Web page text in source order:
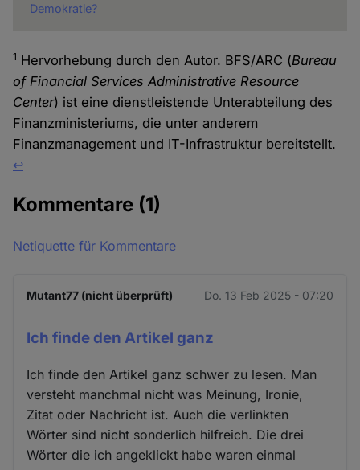
Demokratie?
1 Hervorhebung durch den Autor. BFS/ARC (Bureau
of Financial Services Administrative Resource
Center) ist eine dienstleistende Unterabteilung des
Finanzministeriums, die unter anderem
Finanzmanagement und IT-Infrastruktur bereitstellt.
↩︎
Kommentare (1)
Netiquette für Kommentare
Mutant77 (nicht überprüft) Do. 13 Feb 2025 - 07:20
Ich finde den Artikel ganz
Ich finde den Artikel ganz schwer zu lesen. Man
versteht manchmal nicht was Meinung, Ironie,
Zitat oder Nachricht ist. Auch die verlinkten
Wörter sind nicht sonderlich hilfreich. Die drei
Wörter die ich angeklickt habe waren einmal